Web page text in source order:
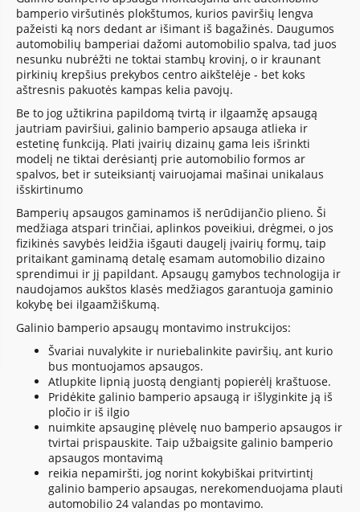
bamperio viršutinės plokštumos, kurios paviršių lengva
pažeisti ką nors dedant ar išimant iš bagažinės. Daugumos
automobilių bamperiai dažomi automobilio spalva, tad juos
nesunku nubrėžti ne toktai stambų krovinį, o ir kraunant
pirkinių krepšius prekybos centro aikštelėje - bet koks
aštresnis pakuotės kampas kelia pavojų.
Be to jog užtikrina papildomą tvirtą ir ilgaamžę apsaugą
jautriam paviršiui, galinio bamperio apsauga atlieka ir
estetinę funkciją. Plati įvairių dizainų gama leis išrinkti
modelį ne tiktai derėsiantį prie automobilio formos ar
spalvos, bet ir suteiksiantį vairuojamai mašinai unikalaus
išskirtinumo
Bamperių apsaugos gaminamos iš nerūdijančio plieno. Ši
medžiaga atspari trinčiai, aplinkos poveikiui, drėgmei, o jos
fizikinės savybės leidžia išgauti daugelį įvairių formų, taip
pritaikant gaminamą detalę esamam automobilio dizaino
sprendimui ir jį papildant. Apsaugų gamybos technologija ir
naudojamos aukštos klasės medžiagos garantuoja gaminio
kokybę bei ilgaamžiškumą.
Galinio bamperio apsaugų montavimo instrukcijos:
Švariai nuvalykite ir nuriebalinkite paviršių, ant kurio
bus montuojamos apsaugos.
Atlupkite lipnią juostą dengiantį popierėlį kraštuose.
Pridėkite galinio bamperio apsaugą ir išlyginkite ją iš
pločio ir iš ilgio
nuimkite apsauginę plėvelę nuo bamperio apsaugos ir
tvirtai prispauskite. Taip užbaigsite galinio bamperio
apsaugos montavimą
reikia nepamiršti, jog norint kokybiškai pritvirtintį
galinio bamperio apsaugas, nerekomenduojama plauti
automobilio 24 valandas po montavimo.